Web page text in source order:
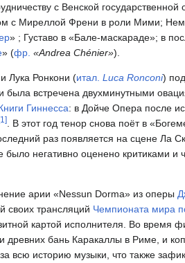
с Венской
с Миреллой Френи в роли Мими;
» ; Густаво в «Бале-маскараде»; в
» (фр. «Andrea Chénier»).
и Лука Ронкони (итал. Luca Ronconi)
была встречена двухминутными
Гиннесса: в Дойче Опера после
1]
. В этот год тенор снова поёт в
раз появляется на сцене Ла
негативно оценено критиками и
арии «Nessun Dorma» из оперы
своих трансляций Чемпионата мира
картой исполнителя. Во время
бань Каракаллы в Риме, и
всю историю музыки, что также